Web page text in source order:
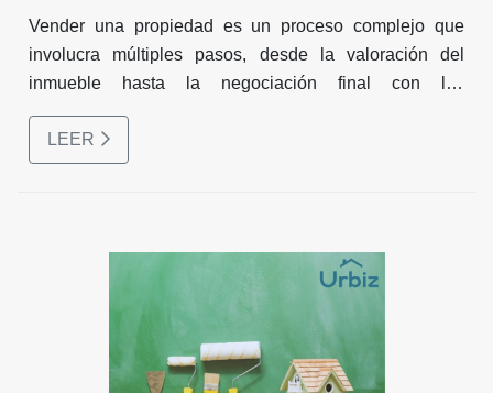
Vender una propiedad es un proceso complejo que
involucra múltiples pasos, desde la valoración del
inmueble hasta la negociación final con los
compradores.
LEER